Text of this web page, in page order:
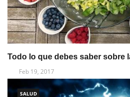
Todo lo que debes saber sobre
Feb 19, 2017
SALUD